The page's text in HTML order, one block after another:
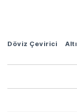
Döviz Çevirici